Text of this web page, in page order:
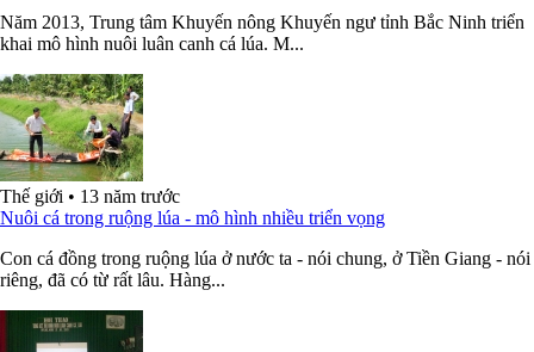
Năm 2013, Trung tâm Khuyến nông Khuyến ngư tỉnh Bắc Ninh triển
khai mô hình nuôi luân canh cá lúa. M...
Thế giới • 13 năm trước
Nuôi cá trong ruộng lúa - mô hình nhiều triển vọng
Con cá đồng trong ruộng lúa ở nước ta - nói chung, ở Tiền Giang - nói
riêng, đã có từ rất lâu. Hàng...